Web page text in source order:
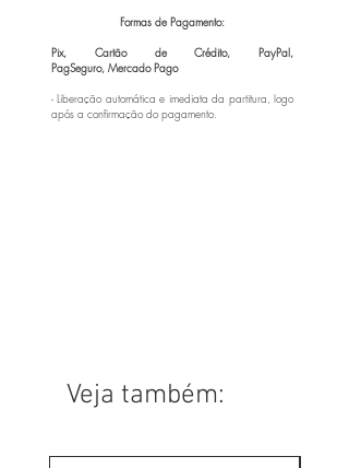
Formas de Pagamento:
Pix, Cartão de Crédito, PayPal,
PagSeguro, Mercado Pago
- Liberação automática e imediata da partitura, logo
após a confirmação do pagamento.
Veja também: